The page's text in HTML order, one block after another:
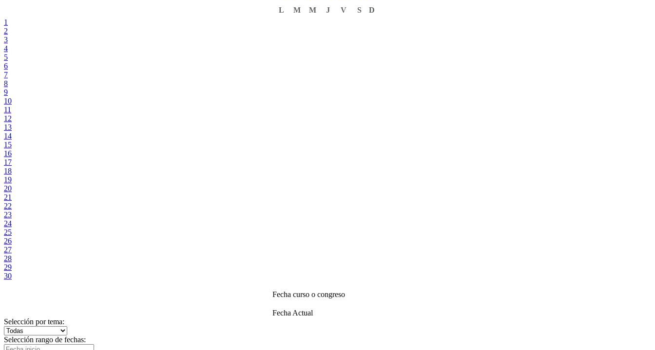
L M M J V S
D
1
2
3
4
5
6
7
8
9
10
11
12
13
14
15
16
17
18
19
20
21
22
23
24
25
26
27
28
29
30
Fecha curso o congreso
Fecha Actual
Selección por tema:
Selección rango de fechas: